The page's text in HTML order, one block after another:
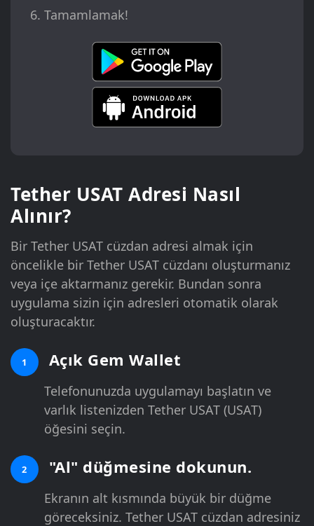
Tamamlamak!
Tether USAT Adresi Nasıl
Alınır?
Bir Tether USAT cüzdan adresi almak için
öncelikle bir Tether USAT cüzdanı oluşturmanız
veya içe aktarmanız gerekir. Bundan sonra
uygulama sizin için adresleri otomatik olarak
oluşturacaktır.
1 Açık Gem Wallet
Telefonunuzda uygulamayı başlatın ve
varlık listenizden Tether USAT (USAT)
öğesini seçin.
2 "Al" düğmesine dokunun.
Ekranın alt kısmında büyük bir düğme
göreceksiniz. Tether USAT cüzdan adresiniz